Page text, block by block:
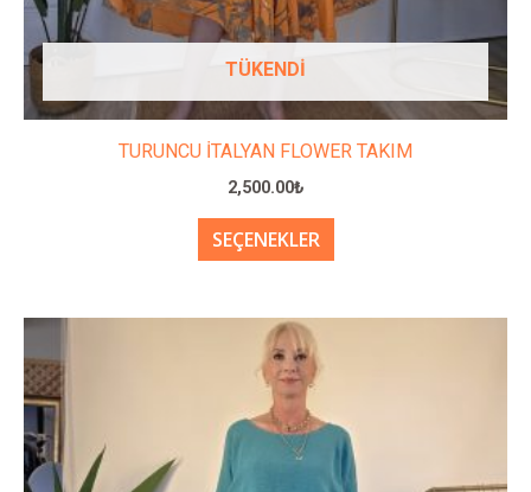
TÜKENDI
TURUNCU İTALYAN FLOWER TAKIM
2,500.00₺
SEÇENEKLER
fazla
varyasyonu